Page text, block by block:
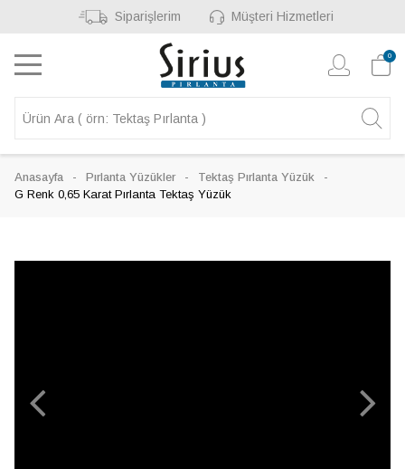
Siparişlerim Müşteri Hizmetleri
0
Anasayfa Pırlanta Yüzükler
Tektaş Pırlanta Yüzük
G Renk 0,65 Karat Pırlanta Tektaş Yüzük